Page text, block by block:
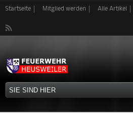
Direkt
Startseite Mitglied werden Alle Artikel